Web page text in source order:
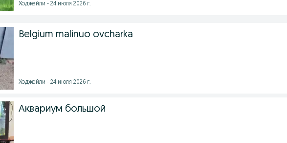
Ходжейли - 24 июля 2026 г.
Belgium malinuo ovcharka
Ходжейли - 24 июля 2026 г.
Аквариум большой